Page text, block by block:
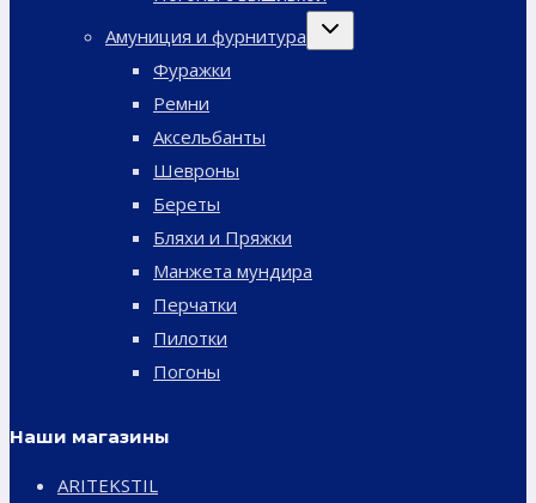
Амуниция и фурнитура
Переключить
дочернее
Фуражки
Ремни
Аксельбанты
Шевроны
Береты
Бляхи и Пряжки
Манжета мундира
Перчатки
Пилотки
Погоны
Наши магазины
ARITEKSTIL